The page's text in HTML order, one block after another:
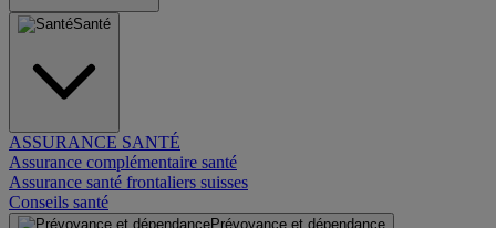
Santé
ASSURANCE SANTÉ
Assurance complémentaire santé
Assurance santé frontaliers suisses
Conseils santé
Prévoyance et dépendance